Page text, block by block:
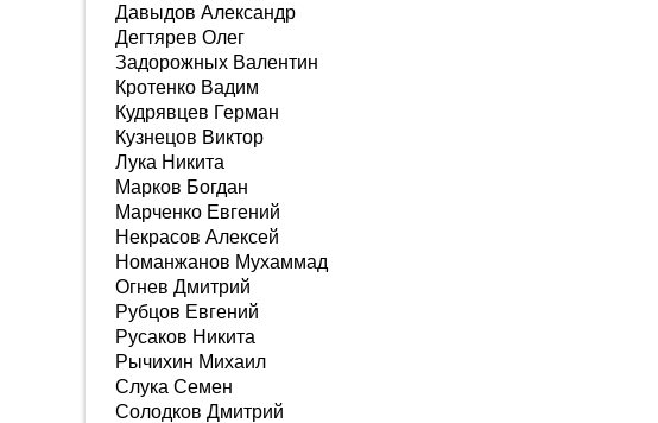
Давыдов Александр
Дегтярев Олег
Задорожных Валентин
Кротенко Вадим
Кудрявцев Герман
Кузнецов Виктор
Лука Никита
Марков Богдан
Марченко Евгений
Некрасов Алексей
Номанжанов Мухаммад
Огнев Дмитрий
Рубцов Евгений
Русаков Никита
Рычихин Михаил
Слука Семен
Солодков Дмитрий